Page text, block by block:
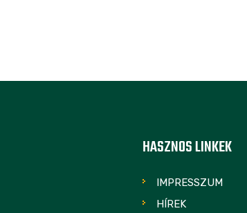
HASZNOS LINKEK
IMPRESSZUM
HÍREK